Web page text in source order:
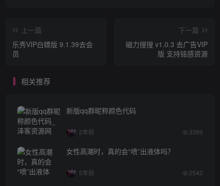
上一篇
乐秀VIP白嫖版 9.1.39去会
员
下一篇
磁力搜搜 v1.0.3 去广告VIP
版 支持铭感资源
相关推荐
新版qq群昵称颜色代码
2年前 3399
女性高潮时，真的会“喷”出液体吗？
5年前 2542